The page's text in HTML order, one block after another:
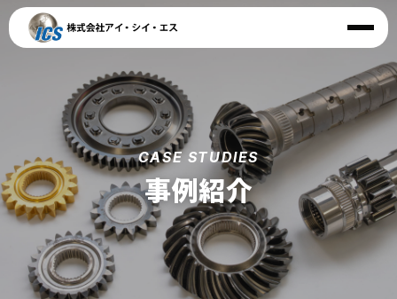
CASE STUDIES
事例紹介